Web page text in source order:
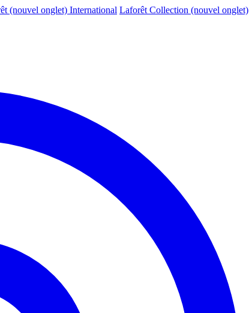
(nouvel onglet) International Laforêt Collection (nouvel onglet)